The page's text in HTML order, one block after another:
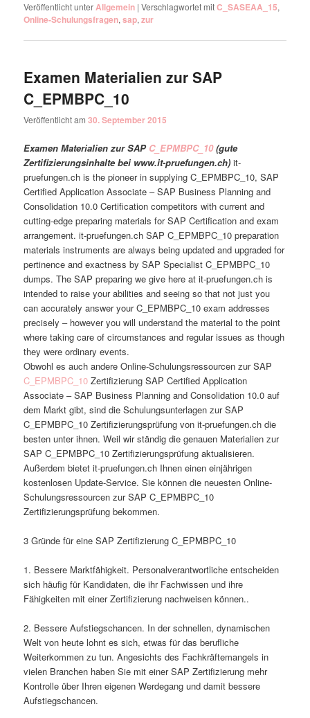
Veröffentlicht unterAllgemein |Verschlagwortet mitC_SASEAA_15,
Online-Schulungsfragen,sap,zur
Examen Materialien zur SAP
C_EPMBPC_10
Veröffentlicht am30. September 2015
Examen Materialien zur SAP C_EPMBPC_10(gute
Zertifizierungsinhalte bei www.it-pruefungen.ch) it-
pruefungen.ch is the pioneer in supplying C_EPMBPC_10, SAP
Certified Application Associate – SAP Business Planning and
Consolidation 10.0 Certification competitors with current and
cutting-edge preparing materials for SAP Certification and exam
arrangement. it-pruefungen.ch SAP C_EPMBPC_10 preparation
materials instruments are always being updated and upgraded for
pertinence and exactness by SAP Specialist C_EPMBPC_10
dumps. The SAP preparing we give here at it-pruefungen.ch is
intended to raise your abilities and seeing so that not just you
can accurately answer your C_EPMBPC_10 exam addresses
precisely – however you will understand the material to the point
where taking care of circumstances and regular issues as though
they were ordinary events.
Obwohl es auch andere Online-Schulungsressourcen zur SAP
C_EPMBPC_10 Zertifizierung SAP Certified Application
Associate – SAP Business Planning and Consolidation 10.0 auf
dem Markt gibt, sind die Schulungsunterlagen zur SAP
C_EPMBPC_10 Zertifizierungsprüfung von it-pruefungen.ch die
besten unter ihnen. Weil wir ständig die genauen Materialien zur
SAP C_EPMBPC_10 Zertifizierungsprüfung aktualisieren.
Außerdem bietet it-pruefungen.ch Ihnen einen einjährigen
kostenlosen Update-Service. Sie können die neuesten Online-
Schulungsressourcen zur SAP C_EPMBPC_10
Zertifizierungsprüfung bekommen.
3 Gründe für eine SAP Zertifizierung C_EPMBPC_10
1. Bessere Marktfähigkeit. Personalverantwortliche entscheiden
sich häufig für Kandidaten, die ihr Fachwissen und ihre
Fähigkeiten mit einer Zertifizierung nachweisen können..
2. Bessere Aufstiegschancen. In der schnellen, dynamischen
Welt von heute lohnt es sich, etwas für das berufliche
Weiterkommen zu tun. Angesichts des Fachkräftemangels in
vielen Branchen haben Sie mit einer SAP Zertifizierung mehr
Kontrolle über Ihren eigenen Werdegang und damit bessere
Aufstiegschancen.